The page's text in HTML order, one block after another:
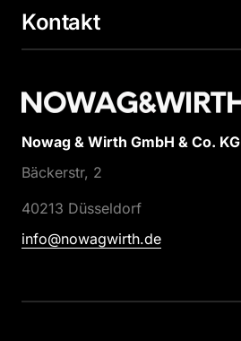
Kontakt
Nowag & Wirth GmbH & Co. KG
Bäckerstr, 2
40213 Düsseldorf
info@nowagwirth.de